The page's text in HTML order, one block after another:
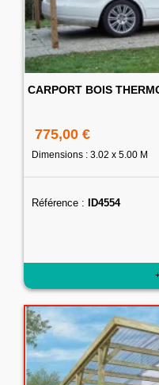
CARPORT BOIS
775,00 €
Dimensions : 3.02 x 5.00 M
Référence : ID4554